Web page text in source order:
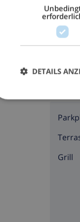
Kühl-
Dusche und
Grill
DETAILS